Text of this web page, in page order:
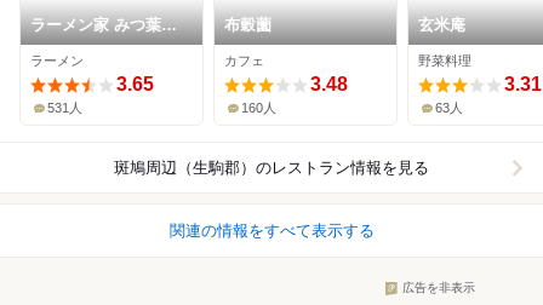
ラーメン家 みつ葉
the second
ラーメン
3.65
531人
布穀薗
カフェ
3.48
160人
玄米庵
野菜料理
3.31
63人
斑鳩周辺（生駒郡） のレストラン情報を見る
関連の情報をすべて表示する
広告を非表示